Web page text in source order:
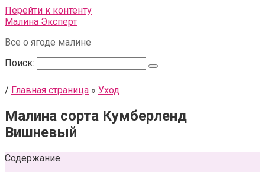
Перейти к контенту
Малина Эксперт
Все о ягоде малине
Поиск:
/ Главная страница » Уход
Малина сорта Кумберленд
Вишневый
Содержание